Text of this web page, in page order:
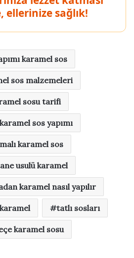
ellerinize sağlık!
karamel sos
sos malzemeleri
sosu tarifi
sos yapımı
karamel sos
usulü karamel
karamel nasıl yapılır
tatlı sosları
karamel sosu